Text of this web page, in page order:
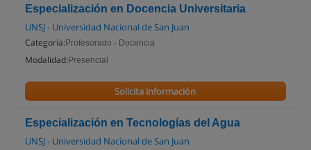
Especialización en Docencia Universitaria
UNSJ - Universidad Nacional de San Juan
Categoría: Profesorado - Docencia
Modalidad: Presencial
Solicita información
Especialización en Tecnologías del Agua
UNSJ - Universidad Nacional de San Juan